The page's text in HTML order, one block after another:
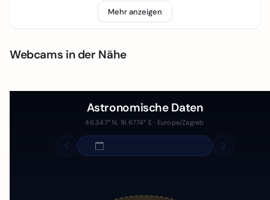
Mehr anzeigen
Webcams in der Nähe
Astronomische Daten
46.347° N, 16.6774° E · Europe/Zagreb